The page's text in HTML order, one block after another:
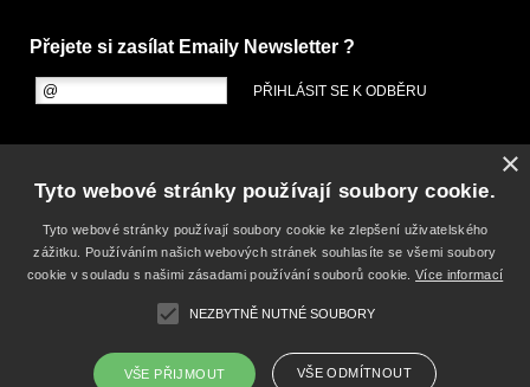
Přejete si zasílat Emaily Newsletter ?
×
Tyto webové stránky používají soubory cookie.
Tyto webové stránky používají soubory cookie ke zlepšení uživatelského
zážitku. Používáním našich webových stránek souhlasíte se všemi soubory
cookie v souladu s našimi zásadami používání souborů cookie.Více informací
NEZBYTNĚ NUTNÉ SOUBORY
VŠE PŘIJMOUT VŠE ODMÍTNOUT